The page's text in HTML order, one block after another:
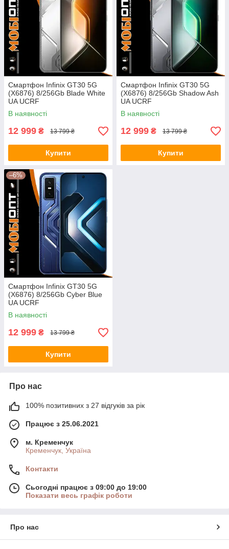
Смартфон Infinix GT30 5G
(X6876) 8/256Gb Blade White
UA UCRF
В наявності
12 999 ₴ 13 799 ₴
Купити
Смартфон Infinix GT30 5G
(X6876) 8/256Gb Shadow Ash
UA UCRF
В наявності
12 999 ₴ 13 799 ₴
Купити
–6%
Смартфон Infinix GT30 5G
(X6876) 8/256Gb Cyber Blue
UA UCRF
В наявності
12 999 ₴ 13 799 ₴
Купити
Про нас
100% позитивних з 27 відгуків за рік
Працює з 25.06.2021
м. Кременчук
Кременчук, Україна
Контакти
Сьогодні працює з 09:00 до 19:00
Показати весь графік роботи
Про нас